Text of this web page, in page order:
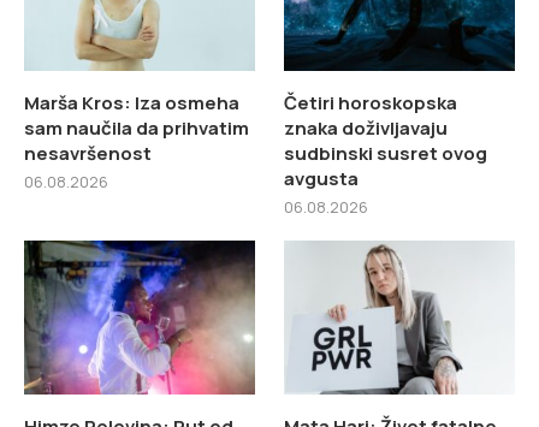
Marša Kros: Iza osmeha
sam naučila da prihvatim
nesavršenost
06.08.2026
Četiri horoskopska
znaka doživljavaju
sudbinski susret ovog
avgusta
06.08.2026